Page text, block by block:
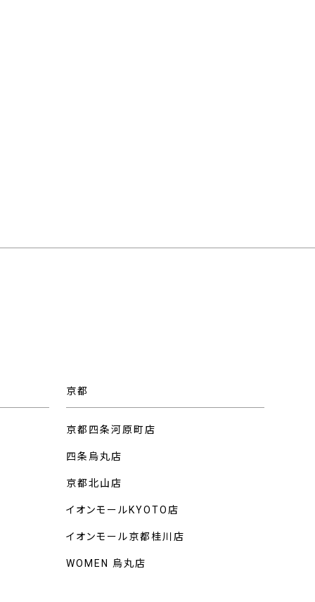
京都
京都四条河原町店
四条烏丸店
京都北山店
イオンモールKYOTO店
イオンモール京都桂川店
WOMEN 烏丸店